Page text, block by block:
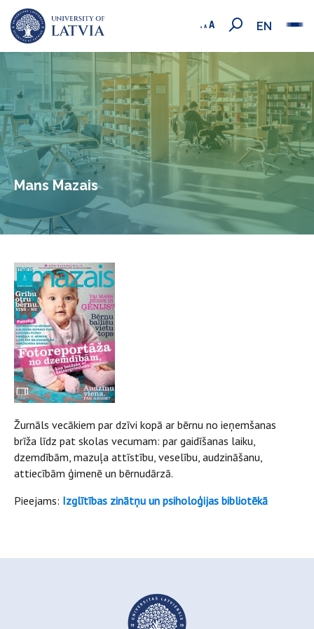
EN
Mans Mazais
Žurnāls vecākiem par dzīvi kopā ar bērnu no ieņemšanas
brīža līdz pat skolas vecumam: par gaidīšanas laiku,
dzemdībām, mazuļa attīstību, veselību, audzināšanu,
attiecībām ģimenē un bērnudārzā.
Pieejams: Izglītības zinātņu un psiholoģijas bibliotēkā